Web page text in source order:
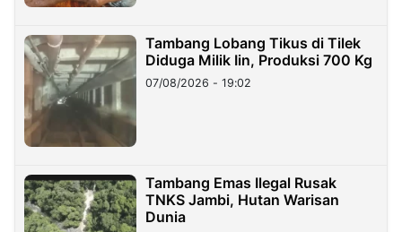
Tambang Lobang Tikus di Tilek
Diduga Milik Iin, Produksi 700 Kg
07/08/2026 - 19:02
Tambang Emas Ilegal Rusak
TNKS Jambi, Hutan Warisan
Dunia